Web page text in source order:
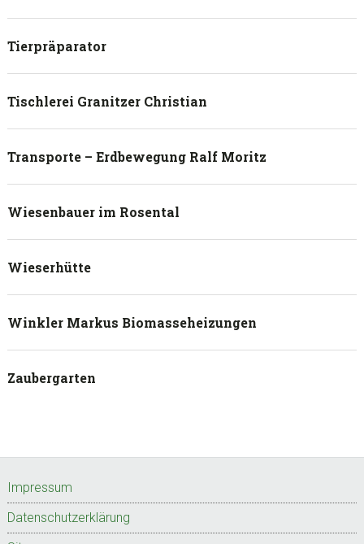
Tierpräparator
Tischlerei Granitzer Christian
Transporte – Erdbewegung Ralf Moritz
Wiesenbauer im Rosental
Wieserhütte
Winkler Markus Biomasseheizungen
Zaubergarten
Footer
Impressum
Datenschutzerklärung